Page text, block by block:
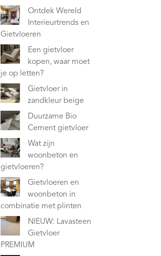
Ontdek Wereld
Interieurtrends en
Gietvloeren
Een gietvloer
kopen, waar moet
je op letten?
Gietvloer in
zandkleur beige
Duurzame Bio
Cement gietvloer
Wat zijn
woonbeton en
gietvloeren?
Gietvloeren en
woonbeton in
combinatie met plinten
NIEUW: Lavasteen
Gietvloer
PREMIUM